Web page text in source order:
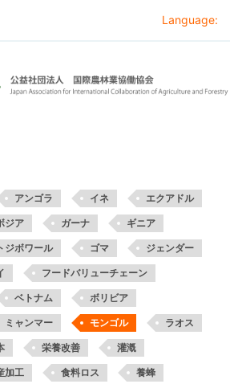
to
to
Language:
アンゴラ イネ エクアドル
ジア ガーナ ギニア
ジボワール ゴマ ジェンダー
フードバリューチェーン
ベトナム ボリビア
ミャンマー モンゴル ラオス
栄養改善 灌漑
加工 食料ロス 養蜂